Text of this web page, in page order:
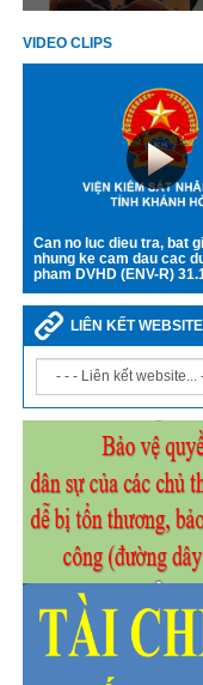
VIDEO CLIPS
Can no luc dieu tra, bat
nhung ke cam dau cac
pham DVHD (ENV-R)
LIÊN KẾT WEBSITE